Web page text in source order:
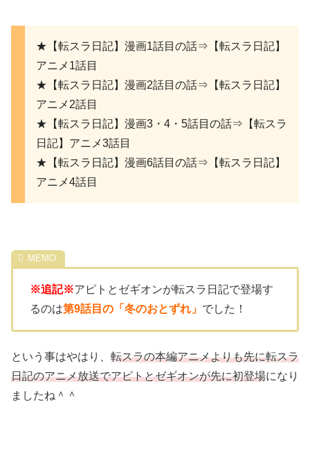
★【転スラ日記】漫画1話目の話⇒【転スラ日記】
アニメ1話目
★【転スラ日記】漫画2話目の話⇒【転スラ日記】
アニメ2話目
★【転スラ日記】漫画3・4・5話目の話⇒【転スラ
日記】アニメ3話目
★【転スラ日記】漫画6話目の話⇒【転スラ日記】
アニメ4話目
※追記※アピトとゼギオンが転スラ日記で登場す
るのは第9話目の「冬のおとずれ」 でした！
という事はやはり、 転スラの本編アニメよりも先に転スラ
日記のアニメ放送でアピトとゼギオンが先に初登場になり
ましたね＾＾